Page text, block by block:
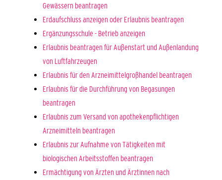
Gewässern beantragen
Erdaufschluss anzeigen oder Erlaubnis beantragen
Ergänzungsschule - Betrieb anzeigen
Erlaubnis beantragen für Außenstart und Außenlandung
von Luftfahrzeugen
Erlaubnis für den Arzneimittelgroßhandel beantragen
Erlaubnis für die Durchführung von Begasungen
beantragen
Erlaubnis zum Versand von apothekenpflichtigen
Arzneimitteln beantragen
Erlaubnis zur Aufnahme von Tätigkeiten mit
biologischen Arbeitsstoffen beantragen
Ermächtigung von Ärzten und Ärztinnen nach